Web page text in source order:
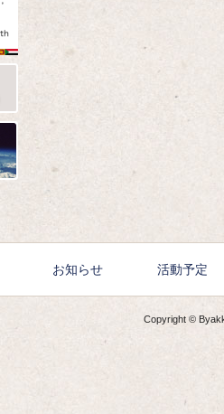
お知らせ 活動予定
Copyright ©